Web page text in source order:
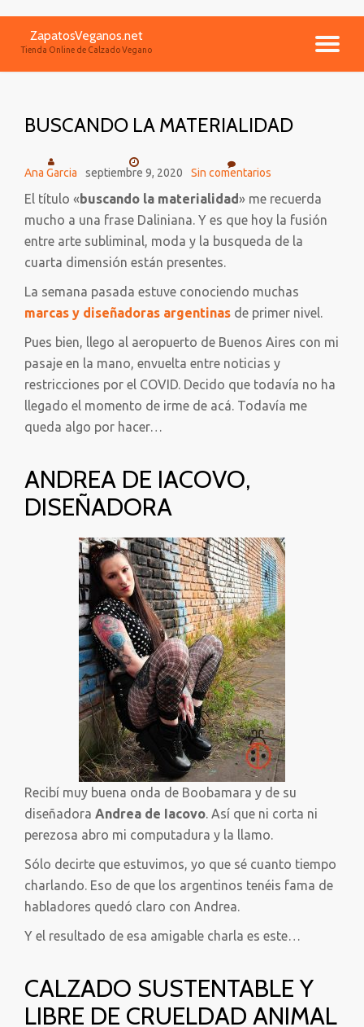
contenido
ZapatosVeganos.net
Tienda Online de Calzado Vegano
BUSCANDO LA MATERIALIDAD
Ana Garcia septiembre 9, 2020 Sin comentarios
El título «buscando la materialidad» me recuerda
mucho a una frase Daliniana. Y es que hoy la fusión
entre arte subliminal, moda y la busqueda de la
cuarta dimensión están presentes.
La semana pasada estuve conociendo muchas
marcas y diseñadoras argentinas de primer nivel.
Pues bien, llego al aeropuerto de Buenos Aires con mi
pasaje en la mano, envuelta entre noticias y
restricciones por el COVID. Decido que todavía no ha
llegado el momento de irme de acá. Todavía me
queda algo por hacer…
ANDREA DE IACOVO,
DISEÑADORA
Recibí muy buena onda de Boobamara y de su
diseñadora Andrea de Iacovo. Así que ni corta ni
perezosa abro mi computadura y la llamo.
Sólo decirte que estuvimos, yo que sé cuanto tiempo
charlando. Eso de que los argentinos tenéis fama de
habladores quedó claro con Andrea.
Y el resultado de esa amigable charla es este…
CALZADO SUSTENTABLE Y
LIBRE DE CRUELDAD ANIMAL